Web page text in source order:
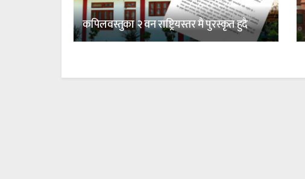
कपिलवस्तुका २ वन राष्ट्रियस्तर मै पुरस्कृत हुदै